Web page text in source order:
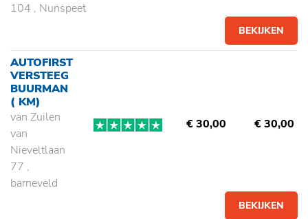
104 , Nunspeet
BEKIJKEN
AUTOFIRST
VERSTEEG
BUURMAN
( KM)
van Zuilen
van
Nieveltlaan
77 ,
barneveld
€ 30,00 € 30,00
BEKIJKEN